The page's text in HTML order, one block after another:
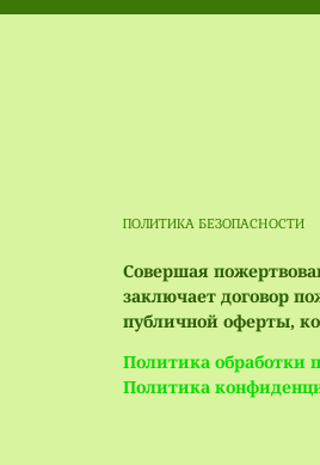
ПОЛИТИКА БЕЗОПАСНОСТИ
Совершая
заключает договор
публичной оферты,
Политика обработки
Политика